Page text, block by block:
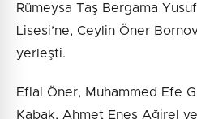
Rümeysa Taş Bergama
Lisesi’ne, Ceylin Öner
yerleşti.
Eflal Öner, Muhammed Efe
Kabak, Ahmet Enes Ağirel